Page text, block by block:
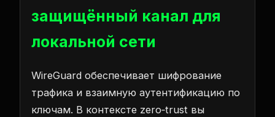
защищённый канал для
локальной сети
WireGuard обеспечивает шифрование
трафика и взаимную аутентификацию по
ключам. В контексте zero‑trust вы